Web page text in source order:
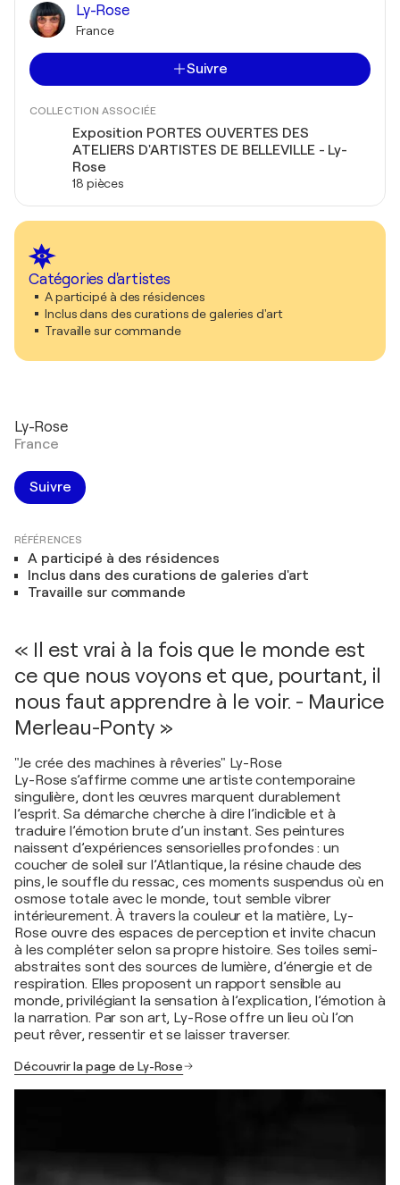
Ly-Rose
France
Suivre
COLLECTION ASSOCIÉE
Exposition PORTES OUVERTES DES
ATELIERS D'ARTISTES DE BELLEVILLE - Ly-
Rose
18 pièces
Catégories d'artistes
A participé à des résidences
Inclus dans des curations de galeries d'art
Travaille sur commande
Ly-Rose
France
Suivre
RÉFÉRENCES
A participé à des résidences
Inclus dans des curations de galeries d'art
Travaille sur commande
« Il est vrai à la fois que le monde est
ce que nous voyons et que, pourtant, il
nous faut apprendre à le voir. - Maurice
Merleau-Ponty »
"Je crée des machines à rêveries" Ly-Rose
Ly-Rose s’affirme comme une artiste contemporaine
singulière, dont les œuvres marquent durablement
l’esprit. Sa démarche cherche à dire l’indicible et à
traduire l’émotion brute d’un instant. Ses peintures
naissent d’expériences sensorielles profondes : un
coucher de soleil sur l’Atlantique, la résine chaude des
pins, le souffle du ressac, ces moments suspendus où en
osmose totale avec le monde, tout semble vibrer
intérieurement. À travers la couleur et la matière, Ly-
Rose ouvre des espaces de perception et invite chacun
à les compléter selon sa propre histoire. Ses toiles semi-
abstraites sont des sources de lumière, d’énergie et de
respiration. Elles proposent un rapport sensible au
monde, privilégiant la sensation à l’explication, l’émotion à
la narration. Par son art, Ly-Rose offre un lieu où l’on
peut rêver, ressentir et se laisser traverser.
Découvrir la page de Ly-Rose